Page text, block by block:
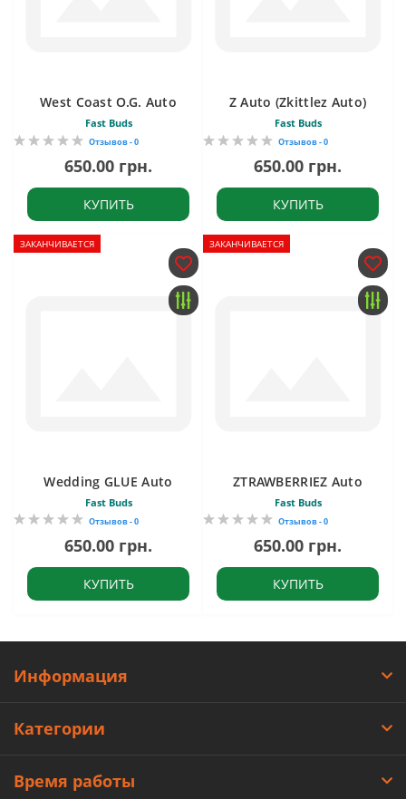
West Coast O.G. Auto
Fast Buds
Отзывов - 0
650.00 грн.
КУПИТЬ
Z Auto (Zkittlez Auto)
Fast Buds
Отзывов - 0
650.00 грн.
КУПИТЬ
ЗАКАНЧИВАЕТСЯ
Wedding GLUE Auto
Fast Buds
Отзывов - 0
650.00 грн.
КУПИТЬ
ЗАКАНЧИВАЕТСЯ
ZTRAWBERRIEZ Auto
Fast Buds
Отзывов - 0
650.00 грн.
КУПИТЬ
Информация
Категории
Время работы